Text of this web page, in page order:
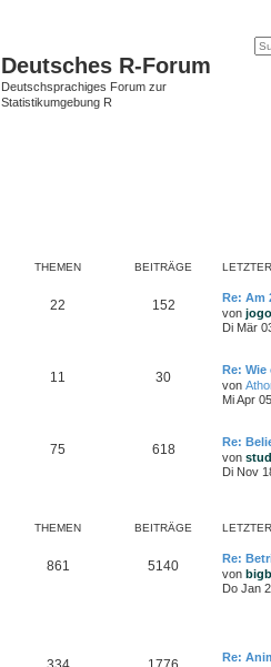
Deutsches R-Forum
Deutschsprachiges Forum zur
Statistikumgebung R
THEMEN BEITRÄGE
22 152
Re: Am
von jogo
Di Mär
11 30
Re:
von
Mi Apr
75 618
Re:
von
Di Nov
THEMEN BEITRÄGE
861 5140
Re:
von
Do Jan
Re: